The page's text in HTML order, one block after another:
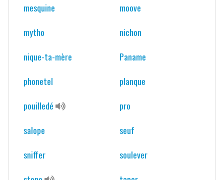
mesquine
moove
mytho
nichon
nique-ta-mère
Paname
phonetel
planque
pouilledé
pro
salope
seuf
sniffer
soulever